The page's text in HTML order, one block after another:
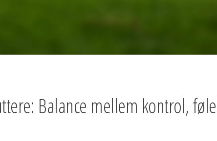
Balance mellem kontrol,